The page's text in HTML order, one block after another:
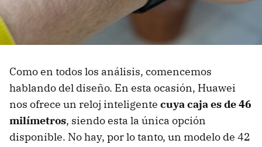
Como en todos los análisis, comencemos
hablando del diseño. En esta ocasión, Huawei
nos ofrece un reloj inteligente cuya caja es de 46
milímetros, siendo esta la única opción
disponible. No hay, por lo tanto, un modelo de 42